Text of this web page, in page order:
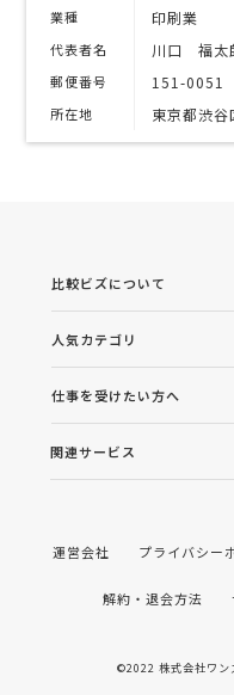
業種 印刷業
代表者名 川口 福太
郵便番号 151-0051
所在地 東京都渋
比較ビズについて
人気カテゴリ
仕事を受けたい方へ
関連サービス
運営会社 プライバシー
解約・退会方法
©2022 株式会社ワ